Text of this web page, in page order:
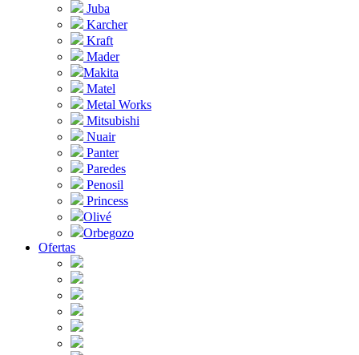
Juba
Karcher
Kraft
Mader
Makita
Matel
Metal Works
Mitsubishi
Nuair
Panter
Paredes
Penosil
Princess
Olivé
Orbegozo
Ofertas